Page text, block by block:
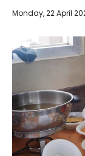
Monday, 22 April